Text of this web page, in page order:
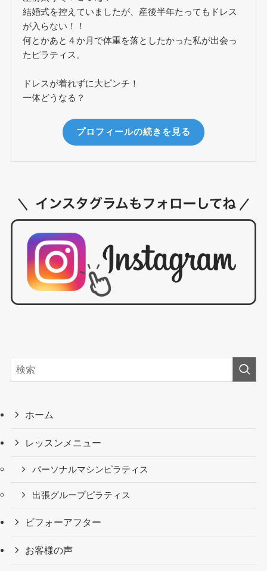
結婚式を控えていましたが、産後半年たってもドレス
が入らない！！
何とかあと４か月で体重を落としたかった私が出会っ
たピラティス。
ドレスが着れずに大ピンチ！
一体どうなる？
プロフィールの続きを見る
ホーム
レッスンメニュー
パーソナルマシンピラティス
出張グループピラティス
ビフォーアフター
お客様の声